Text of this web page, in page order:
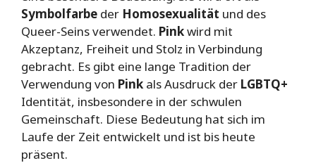
Symbolfarbe der Homosexualität und des
Queer-Seins verwendet. Pinkwird mit
Akzeptanz, Freiheit und Stolz in Verbindung
gebracht. Es gibt eine lange Tradition der
Verwendung von Pink als Ausdruck der LGBTQ+
Identität, insbesondere in der schwulen
Gemeinschaft. Diese Bedeutung hat sich im
Laufe der Zeit entwickelt und ist bis heute
präsent.